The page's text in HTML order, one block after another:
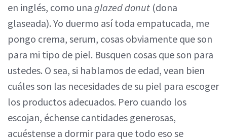
en inglés, como una glazed donut (dona
glaseada). Yo duermo así toda empatucada, me
pongo crema, serum, cosas obviamente que son
para mi tipo de piel. Busquen cosas que son para
ustedes. O sea, si hablamos de edad, vean bien
cuáles son las necesidades de su piel para escoger
los productos adecuados. Pero cuando los
escojan, échense cantidades generosas,
acuéstense a dormir para que todo eso se